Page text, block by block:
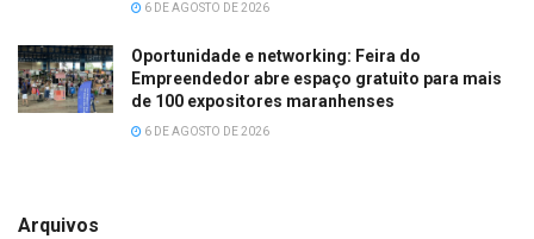
6 DE AGOSTO DE 2026
Oportunidade e networking: Feira do
Empreendedor abre espaço gratuito para mais
de 100 expositores maranhenses
6 DE AGOSTO DE 2026
Arquivos